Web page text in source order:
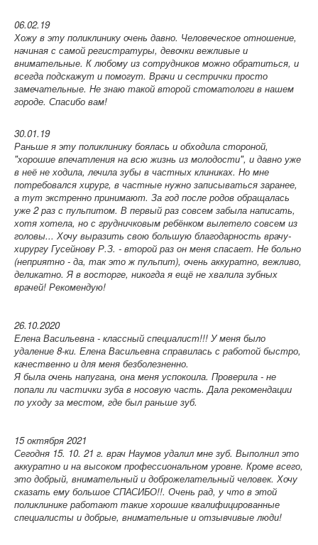
06.02.19
Хожу в эту поликлинику очень давно. Человеческое отношение,
начиная с самой регистратуры, девочки вежливые и
внимательные. К любому из сотрудников можно обратиться, и
всегда подскажут и помогут. Врачи и сестрички просто
замечательные. Не знаю такой второй стоматологи в нашем
городе. Спасибо вам!
30.01.19
Раньше я эту поликлинику боялась и обходила стороной,
"хорошие впечатления на всю жизнь из молодости", и давно уже
в неё не ходила, лечила зубы в частных клиниках. Но мне
потребовался хирург, в частные нужно записываться заранее,
а тут экстренно принимают. За год после родов обращалась
уже 2 раз с пульпитом. В первый раз совсем забыла написать,
хотя хотела, но с грудничковым ребёнком вылетело совсем из
головы... Хочу выразить свою большую благодарность врачу-
хирургу Гусейнову Р.З. - второй раз он меня спасает. Не больно
(неприятно - да, так это ж пульпит), очень аккуратно, вежливо,
деликатно. Я в восторге, никогда я ещё не хвалила зубных
врачей! Рекомендую!
26.10.2020
Елена Васильевна - классный специалист!!! У меня было
удаление 8-ки. Елена Васильевна справилась с работой быстро,
качественно и для меня безболезненно.
Я была очень напугана, она меня успокоила. Проверила - не
попали ли частички зуба в носовую часть. Дала рекомендации
по уходу за местом, где был раньше зуб.
15 октября 2021
Сегодня 15. 10. 21 г. врач Наумов удалил мне зуб. Выполнил это
аккуратно и на высоком профессиональном уровне. Кроме всего,
это добрый, внимательный и доброжелательный человек. Хочу
сказать ему большое СПАСИБО!!. Очень рад, у что в этой
поликлинике работают такие хорошие квалифицированные
специалисты и добрые, внимательные и отзывчивые люди!